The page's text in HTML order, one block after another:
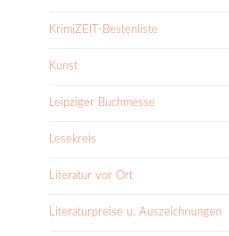
KrimiZEIT-Bestenliste
Kunst
Leipziger Buchmesse
Lesekreis
Literatur vor Ort
Literaturpreise u. Auszeichnungen